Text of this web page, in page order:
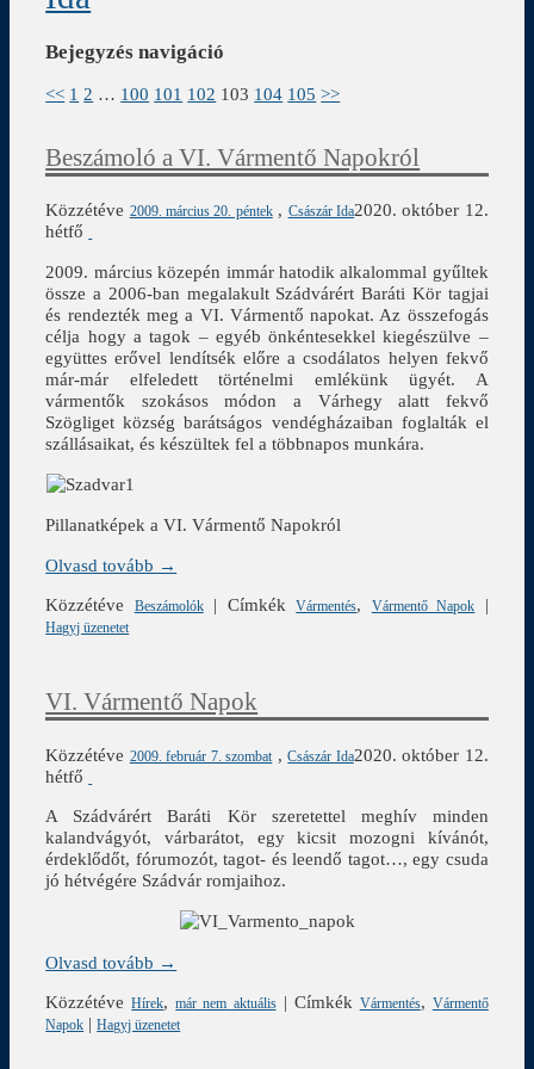
Bejegyzés navigáció
<< 1 2 … 100 101 102 103 104 105 >>
Beszámoló a VI. Vármentő Napokról
Közzétéve 2009. március 20. péntek , Császár Ida2020. október 12.
hétfő
2009. március közepén immár hatodik alkalommal gyűltek
össze a 2006-ban megalakult Szádvárért Baráti Kör tagjai
és rendezték meg a VI. Vármentő napokat. Az összefogás
célja hogy a tagok – egyéb önkéntesekkel kiegészülve –
együttes erővel lendítsék előre a csodálatos helyen fekvő
már-már elfeledett történelmi emlékünk ügyét. A
vármentők szokásos módon a Várhegy alatt fekvő
Szögliget község barátságos vendégházaiban foglalták el
szállásaikat, és készültek fel a többnapos munkára.
Pillanatképek a VI. Vármentő Napokról
Olvasd tovább →
Közzétéve
Beszámolók| Címkék Vármentés, Vármentő Napok |
Hagyj üzenetet
VI. Vármentő Napok
Közzétéve 2009. február 7. szombat ,Császár Ida2020. október 12.
hétfő
A Szádvárért Baráti Kör szeretettel meghív minden
kalandvágyót, várbarátot, egy kicsit mozogni kívánót,
érdeklődőt, fórumozót, tagot- és leendő tagot…, egy csuda
jó hétvégére Szádvár romjaihoz.
Olvasd tovább →
Közzétéve Hírek,már nem aktuális| Címkék Vármentés,
Vármentő
Napok |Hagyj üzenetet